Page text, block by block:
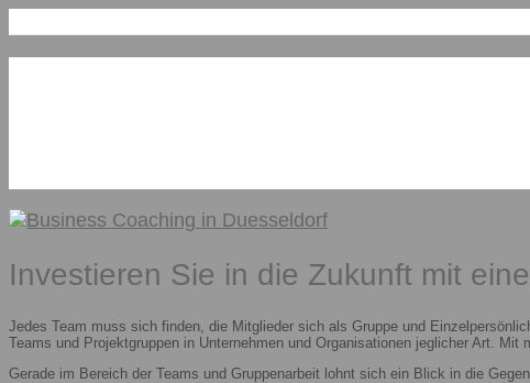
Investieren Sie in die Zukunft mit
Jedes Team muss sich finden, die Mitglieder sich als Gruppe und
Teams und Projektgruppen in Unternehmen und Organisationen jeglicher Art.
Gerade im Bereich der Teams und Gruppenarbeit lohnt sich ein Blick in die